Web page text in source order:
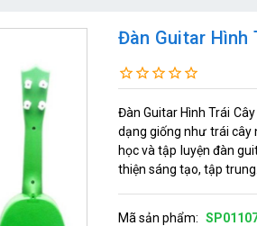
Đàn Guitar Hình
Đàn Guitar Hình Trái
dạng giống như trái cây
học và tập luyện đàn
thiện sáng tạo, tập trung.
Mã sản phẩm: